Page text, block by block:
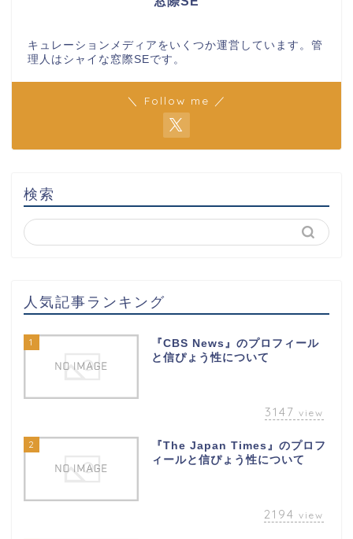
キュレーションメディアをいくつか運営しています。管
理人はシャイな窓際SEです。
＼ Follow me ／
検索
人気記事ランキング
1
『CBS News』のプロフィール
と信ぴょう性について
3147 view
2
『The Japan Times』のプロフ
ィールと信ぴょう性について
2194 view